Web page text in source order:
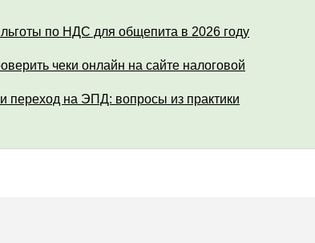
льготы по НДС для общепита в 2026 году
чеки онлайн на сайте налоговой
переход на ЭПД: вопросы из практики